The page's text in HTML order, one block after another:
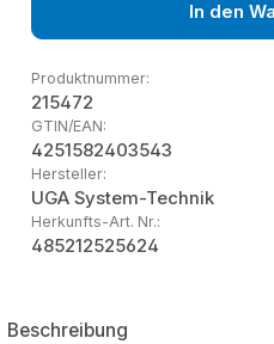
In den
Produktnummer:
215472
GTIN/EAN:
4251582403543
Hersteller:
UGA System-Technik
Herkunfts-Art. Nr.:
485212525624
Beschreibung